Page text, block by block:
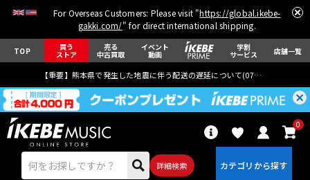
For Overseas Customers: Please visit "https://global.ikebe-
gakki.com/" for direct international shipping.
TOP 買う
ストア
売る
中古買取
イベント
動画
学割
サービス 店舗一覧
【重要】熊本県で発生した地震に伴う配送の遅延について(07月29日
詳細検索
0